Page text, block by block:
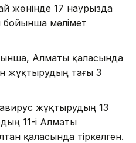
жөнінде 17 наурызда
бойынша мәлімет
Алматы қаласында
жұқтырудың тағы 3
жұқтырудың 13
11-і Алматы
қаласында тіркелген.